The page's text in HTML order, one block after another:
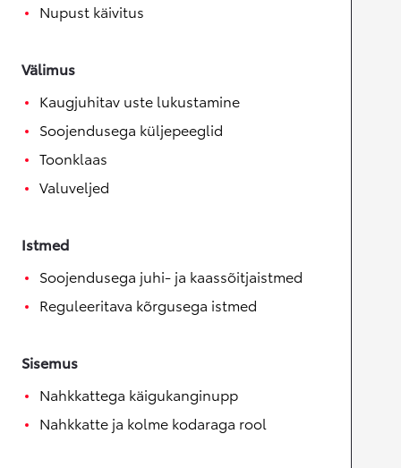
Nupust käivitus
Välimus
Kaugjuhitav uste lukustamine
Soojendusega küljepeeglid
Toonklaas
Valuveljed
Istmed
Soojendusega juhi- ja kaassõitjaistmed
Reguleeritava kõrgusega istmed
Sisemus
Nahkkattega käigukanginupp
Nahkkatte ja kolme kodaraga rool